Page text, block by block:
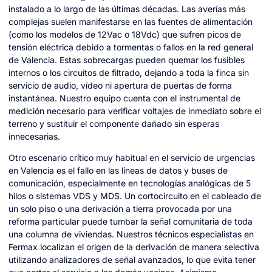
instalado a lo largo de las últimas décadas. Las averías más
complejas suelen manifestarse en las fuentes de alimentación
(como los modelos de 12Vac o 18Vdc) que sufren picos de
tensión eléctrica debido a tormentas o fallos en la red general
de Valencia. Estas sobrecargas pueden quemar los fusibles
internos o los circuitos de filtrado, dejando a toda la finca sin
servicio de audio, vídeo ni apertura de puertas de forma
instantánea. Nuestro equipo cuenta con el instrumental de
medición necesario para verificar voltajes de inmediato sobre el
terreno y sustituir el componente dañado sin esperas
innecesarias.
Otro escenario crítico muy habitual en el servicio de urgencias
en Valencia es el fallo en las líneas de datos y buses de
comunicación, especialmente en tecnologías analógicas de 5
hilos o sistemas VDS y MDS. Un cortocircuito en el cableado de
un solo piso o una derivación a tierra provocada por una
reforma particular puede tumbar la señal comunitaria de toda
una columna de viviendas. Nuestros técnicos especialistas en
Fermax localizan el origen de la derivación de manera selectiva
utilizando analizadores de señal avanzados, lo que evita tener